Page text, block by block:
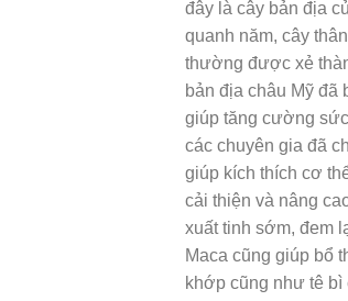
đây là cây bản địa
quanh năm, cây
thường được xẻ
bản địa châu Mỹ
giúp tăng cường
các chuyên gia đã
giúp kích thích cơ
cải thiện và nâng
xuất tinh sớm, đem
Maca cũng giúp bổ
khớp cũng như tê